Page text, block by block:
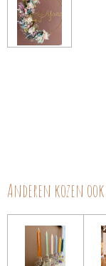
Anderen kozen ook ...